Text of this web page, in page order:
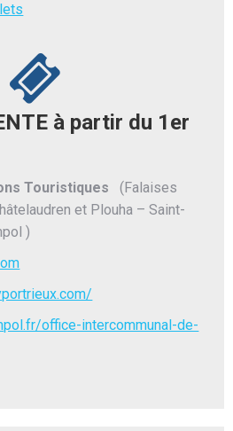
à partir du 1er
Touristiques
(Falaises
et Plouha – Saint-
)
office-intercommunal-de-